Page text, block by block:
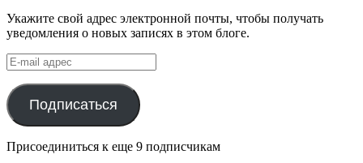
Укажите свой адрес электронной почты, чтобы получать
уведомления о новых записях в этом блоге.
E-
mail
адрес
Подписаться
Присоединиться к еще 9 подписчикам